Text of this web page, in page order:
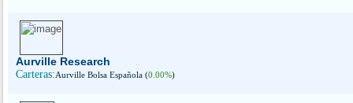
Aurville Research
Carteras:Aurville Bolsa Española (0.00%)